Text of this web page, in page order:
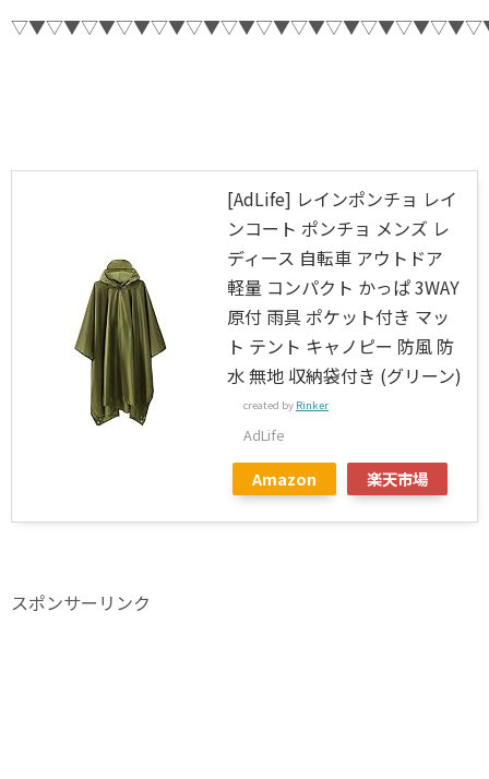
[AdLife] レインポンチョ レイ
ンコート ポンチョ メンズ レ
ディース 自転車 アウトドア
軽量 コンパクト かっぱ 3WAY
原付 雨具 ポケット付き マッ
ト テント キャノピー 防風 防
水 無地 収納袋付き (グリーン)
created by Rinker
AdLife
Amazon 楽天市場
スポンサーリンク